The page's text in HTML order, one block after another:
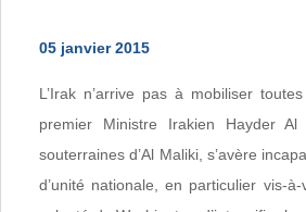
05 janvier 2015
L’Irak n’arrive pas à mobiliser
premier Ministre Irakien Hayder
souterraines d’Al Maliki, s’avère
d’unité nationale, en particulier vis-